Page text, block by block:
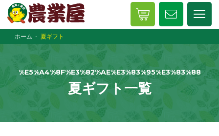
ホーム 夏ギフト
%E5%A4%8F%E3%82%AE%E3%83%95%E3%83%88
夏ギフト一覧